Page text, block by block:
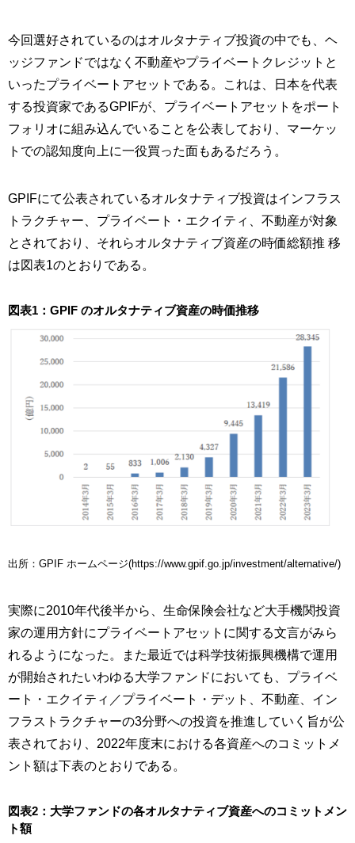
今回選好されているのはオルタナティブ投資の中でも、ヘ
ッジファンドではなく不動産やプライベートクレジットと
いったプライベートアセットである。これは、日本を代表
する投資家であるGPIFが、プライベートアセットをポート
フォリオに組み込んでいることを公表しており、マーケッ
トでの認知度向上に一役買った面もあるだろう。
GPIFにて公表されているオルタナティブ投資はインフラス
トラクチャー、プライベート・エクイティ、不動産が対象
とされており、それらオルタナティブ資産の時価総額推 移
は図表1のとおりである。
図表1：GPIF のオルタナティブ資産の時価推移
出所：GPIF ホームページ(https://www.gpif.go.jp/investment/alternative/)
実際に2010年代後半から、生命保険会社など大手機関投資
家の運用方針にプライベートアセットに関する文言がみら
れるようになった。また最近では科学技術振興機構で運用
が開始されたいわゆる大学ファンドにおいても、プライベ
ート・エクイティ／プライベート・デット、不動産、イン
フラストラクチャーの3分野への投資を推進していく旨が公
表されており、2022年度末における各資産へのコミットメ
ント額は下表のとおりである。
図表2：大学ファンドの各オルタナティブ資産へのコミットメン
ト額